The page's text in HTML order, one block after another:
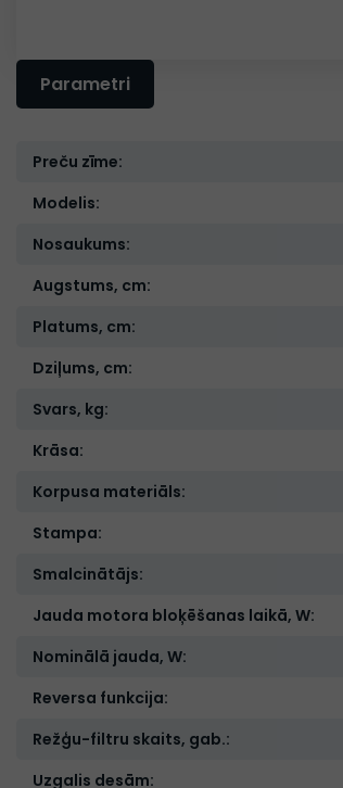
Parametri
Preču zīme:
Modelis:
Nosaukums:
Augstums, cm:
Platums, cm:
Dziļums, cm:
Svars, kg:
Krāsa:
Korpusa materiāls:
Stampa:
Smalcinātājs:
Jauda motora bloķēšanas laikā, W:
Nominālā jauda, W:
Reversa funkcija:
Režģu-filtru skaits, gab.:
Uzgalis desām: